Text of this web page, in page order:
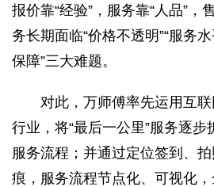
报价靠“经验”，服务靠“人品”，
务长期面临“价格不透明”“服务
保障”三大难题。
对此，万师傅率先运用互
行业，将“最后一公里”服务逐
服务流程；并通过定位签到、
痕，服务流程节点化、可视化，